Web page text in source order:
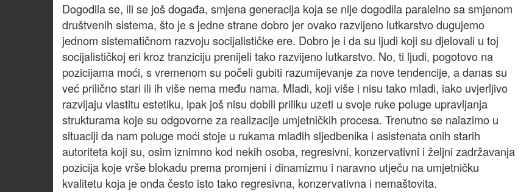
Dogodila se, ili se još događa, smjena generacija koja se nije dogodila paralelno sa smjenom
društvenih sistema, što je s jedne strane dobro jer ovako razvijeno lutkarstvo dugujemo
jednom sistematičnom razvoju socijalističke ere. Dobro je i da su ljudi koji su djelovali u toj
socijalističkoj eri kroz tranziciju prenijeli tako razvijeno lutkarstvo. No, ti ljudi, pogotovo na
pozicijama moći, s vremenom su počeli gubiti razumijevanje za nove tendencije, a danas su
već prilično stari ili ih više nema među nama. Mladi, koji više i nisu tako mladi, iako uvjerljivo
razvijaju vlastitu estetiku, ipak još nisu dobili priliku uzeti u svoje ruke poluge upravljanja
strukturama koje su odgovorne za realizacije umjetničkih procesa. Trenutno se nalazimo u
situaciji da nam poluge moći stoje u rukama mlađih sljedbenika i asistenata onih starih
autoriteta koji su, osim iznimno kod nekih osoba, regresivni, konzervativni i željni zadržavanja
pozicija koje vrše blokadu prema promjeni i dinamizmu i naravno utječu na umjetničku
kvalitetu koja je onda često isto tako regresivna, konzervativna i nemaštovita.